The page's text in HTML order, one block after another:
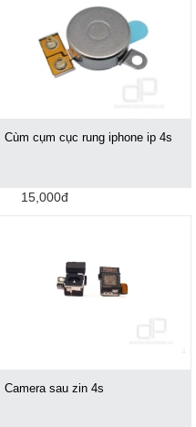
Cùm cụm cục rung iphone ip 4s
15,000đ
Camera sau zin 4s